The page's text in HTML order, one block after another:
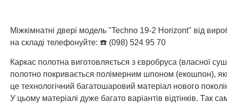
Міжкімнатні двері модель "Techno 19-2 Horizont" від
на складі телефонуйте: ☎️ (098) 524 95 70
Каркас полотна виготовляється з євробруса (власної
полотно покривається полімерним шпоном (екошпон),
це технологічний багатошаровий матеріал нового
У цьому матеріалі дуже багато варіантів відтінків.